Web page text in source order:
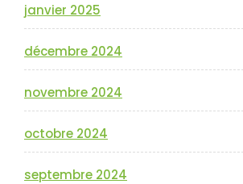
janvier 2025
décembre 2024
novembre 2024
octobre 2024
septembre 2024